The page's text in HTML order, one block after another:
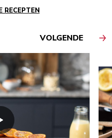
RECEPTEN
VOLGENDE